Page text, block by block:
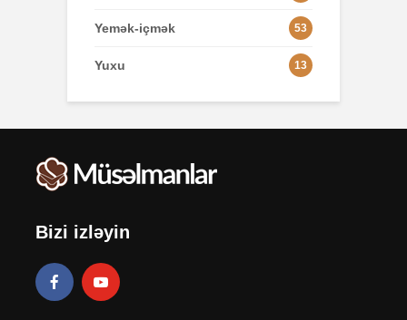
Yemək-içmək 53
Yuxu 13
Bizi izləyin